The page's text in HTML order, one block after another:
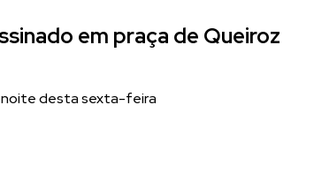
em praça de Queiroz
noite desta sexta-feira